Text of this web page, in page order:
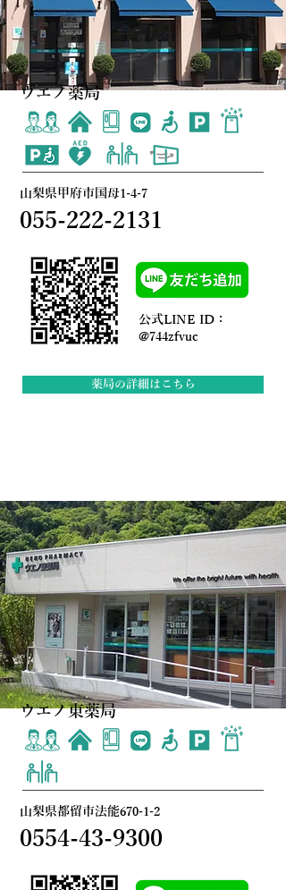
ウエノ薬局
山梨県甲府市国母1-4-7
055-222-2131
公式LINE ID：
@744zfvuc
薬局の詳細はこちら
ウエノ東薬局
山梨県都留市法能670-1-2
0554-43-9300